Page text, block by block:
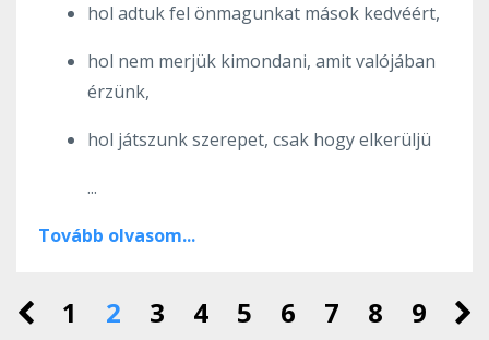
hol adtuk fel önmagunkat mások kedvéért,
hol nem merjük kimondani, amit valójában
érzünk,
hol játszunk szerepet, csak hogy elkerüljü
...
Tovább olvasom...
1 2 3 4 5 6 7 8
9